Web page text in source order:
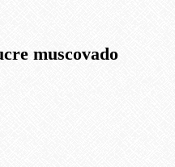
muscovado